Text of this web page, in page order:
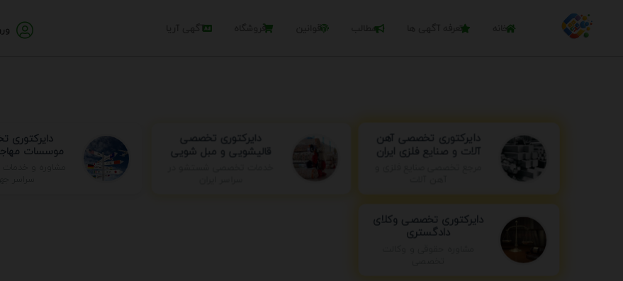
خانه تعرفه آگهی ها مطالب قوانین فروشگاه آگهی آریا
دایرکتوری تخصصی آهن
آلات و صنایع فلزی ایران
دایرکتوری تخصصی
قالیشویی و مبل شویی موسسات
دایرکتوری تخصصی وکلای
دادگستری